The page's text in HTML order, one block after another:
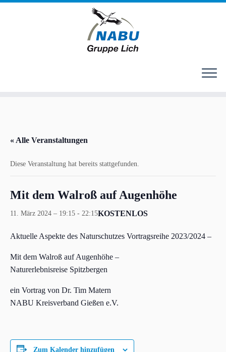
« Alle Veranstaltungen
Diese Veranstaltung hat bereits stattgefunden.
Mit dem Walroß auf Augenhöhe
11. März 2024 – 19:15 - 22:15KOSTENLOS
Aktuelle Aspekte des Naturschutzes Vortragsreihe 2023/2024 –
Mit dem Walroß auf Augenhöhe –
Naturerlebnisreise Spitzbergen
ein Vortrag von Dr. Tim Matern
NABU Kreisverband Gießen e.V.
Zum Kalender hinzufügen